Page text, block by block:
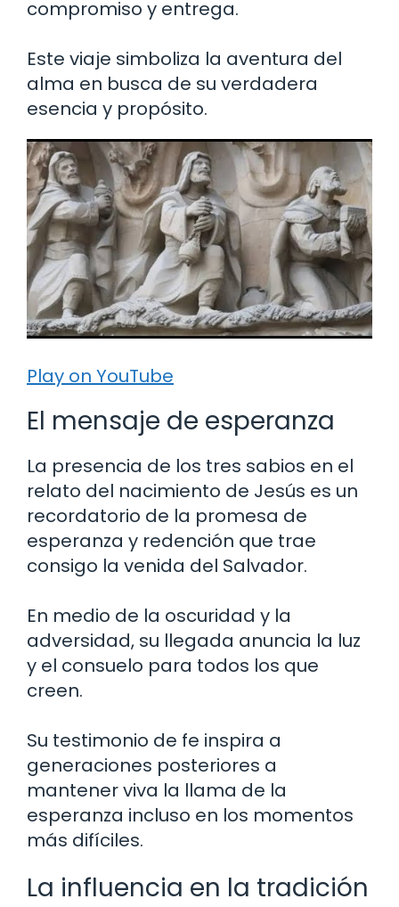
compromiso y entrega.
Este viaje simboliza la aventura del
alma en busca de su verdadera
esencia y propósito.
Play on YouTube
El mensaje de esperanza
La presencia de los tres sabios en el
relato del nacimiento de Jesús es un
recordatorio de la promesa de
esperanza y redención que trae
consigo la venida del Salvador.
En medio de la oscuridad y la
adversidad, su llegada anuncia la luz
y el consuelo para todos los que
creen.
Su testimonio de fe inspira a
generaciones posteriores a
mantener viva la llama de la
esperanza incluso en los momentos
más difíciles.
La influencia en la tradición